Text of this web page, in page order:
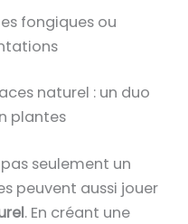
fongiques ou
naturel : un duo
plantes
seulement un
peuvent aussi jouer
. En créant une